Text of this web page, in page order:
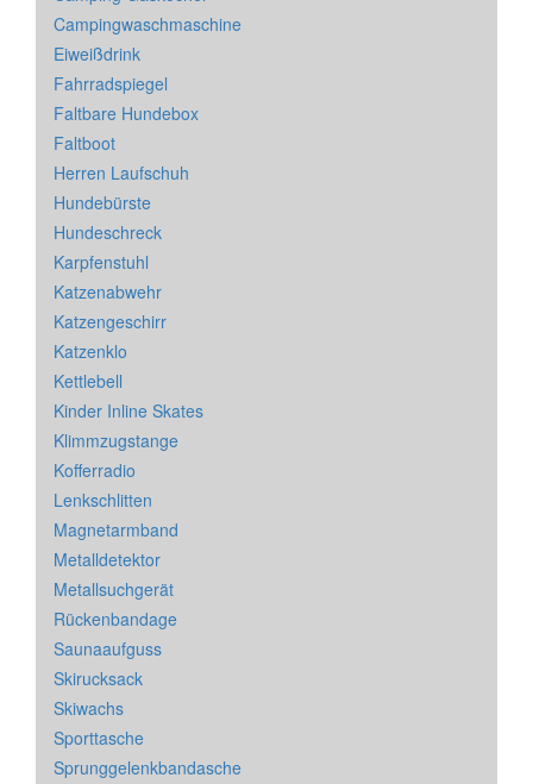
Campingwaschmaschine
Eiweißdrink
Fahrradspiegel
Faltbare Hundebox
Faltboot
Herren Laufschuh
Hundebürste
Hundeschreck
Karpfenstuhl
Katzenabwehr
Katzengeschirr
Katzenklo
Kettlebell
Kinder Inline Skates
Klimmzugstange
Kofferradio
Lenkschlitten
Magnetarmband
Metalldetektor
Metallsuchgerät
Rückenbandage
Saunaaufguss
Skirucksack
Skiwachs
Sporttasche
Sprunggelenkbandasche